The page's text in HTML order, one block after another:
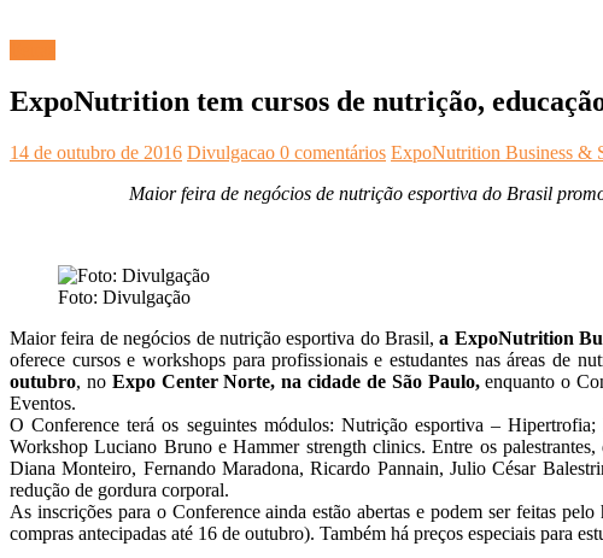
ExpoNutrition tem cursos de nutrição,
14 de outubro de 2016 Divulgacao 0 comentários ExpoNutrition Business &
Maior feira de negócios de nutrição esportiva do Brasil
Foto: Divulgação
Maior feira de negócios de nutrição esportiva do Brasil,a ExpoNutrition
oferece cursos e workshops para profissionais e estudantes nas áreas de
outubro, no Expo Center Norte, na cidade de São Paulo,enquanto o
Eventos.
O Conference terá os seguintes módulos: Nutrição esportiva –
Workshop Luciano Bruno e Hammer strength clinics. Entre os
Diana Monteiro, Fernando Maradona, Ricardo Pannain, Julio César
redução de gordura corporal.
As inscrições para o Conference ainda estão abertas e podem ser feitas
compras antecipadas até 16 de outubro). Também há preços especiais para